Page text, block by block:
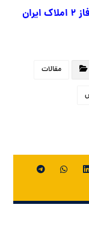
آدرس دفتر : شهرک شهید خرازی زیر برج فاز ۲ املاک ایران
مقالات